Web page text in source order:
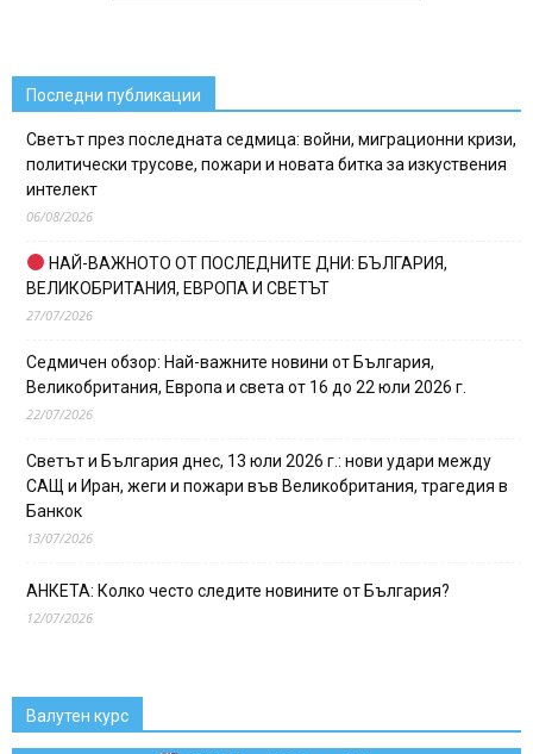
Последни публикации
Светът през последната седмица: войни, миграционни кризи,
политически трусове, пожари и новата битка за изкуствения
интелект
06/08/2026
НАЙ-ВАЖНОТО ОТ ПОСЛЕДНИТЕ ДНИ: БЪЛГАРИЯ,
ВЕЛИКОБРИТАНИЯ, ЕВРОПА И СВЕТЪТ
27/07/2026
Седмичен обзор: Най-важните новини от България,
Великобритания, Европа и света от 16 до 22 юли 2026 г.
22/07/2026
Светът и България днес, 13 юли 2026 г.: нови удари между
САЩ и Иран, жеги и пожари във Великобритания, трагедия в
Банкок
13/07/2026
АНКЕТА: Колко често следите новините от България?
12/07/2026
Валутен курс